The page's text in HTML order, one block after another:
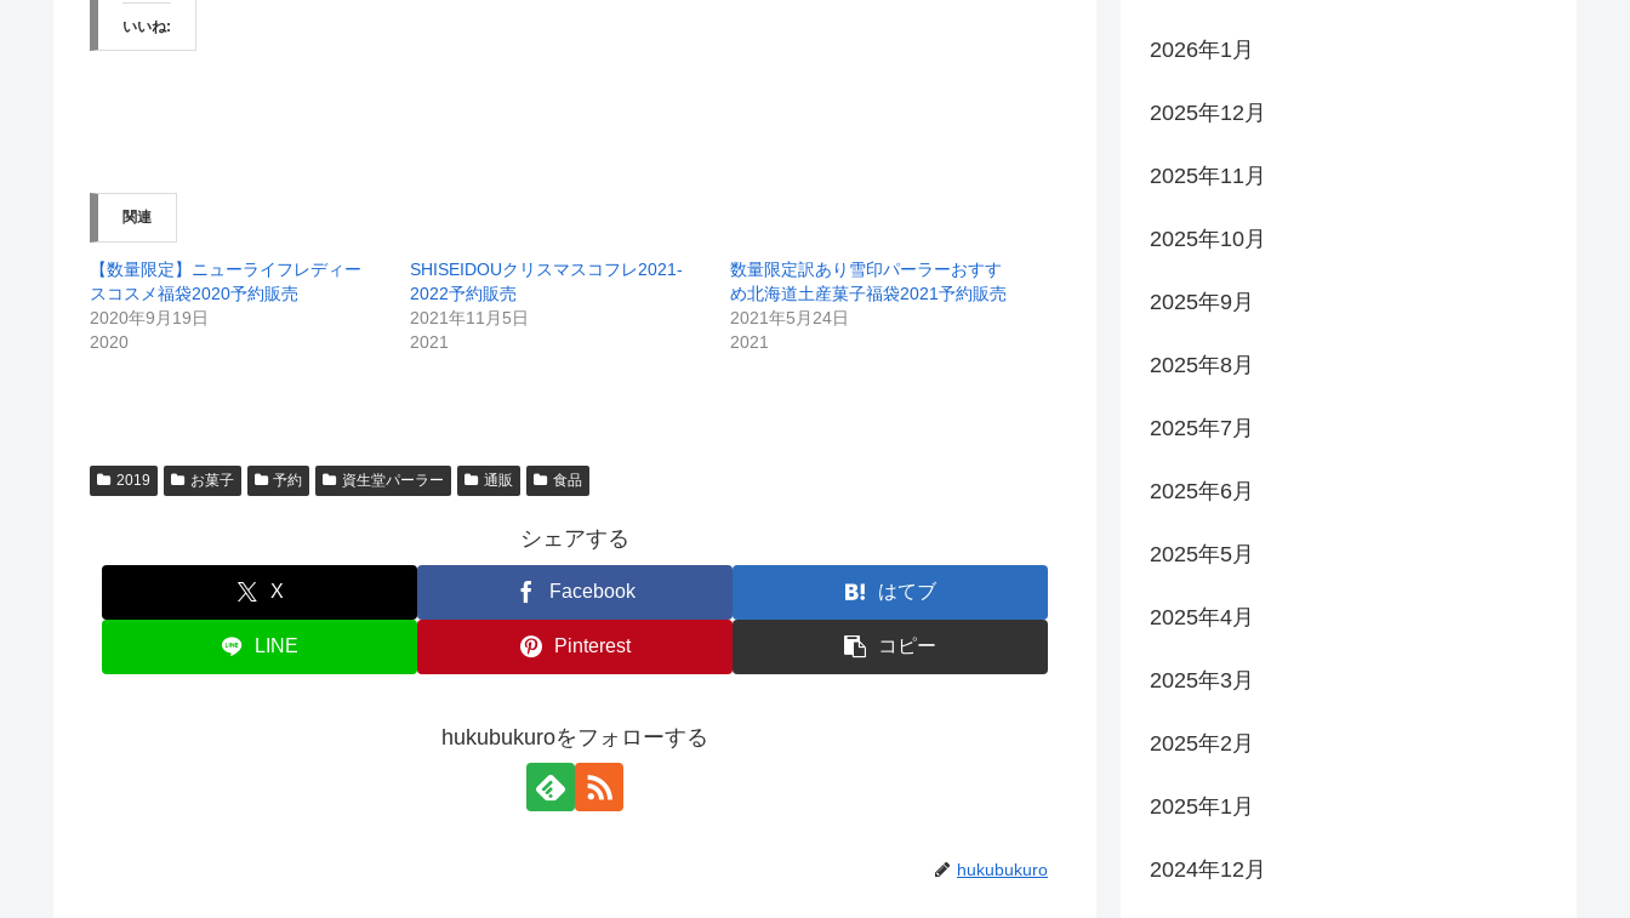
いいね:
関連
【数量限定】ニューライフレディー
スコスメ福袋2020予約販売
2020年9月19日
2020
SHISEIDOUクリスマスコフレ2021-
2022予約販売
2021年11月5日
2021
数量限定訳あり雪印パーラーおすす
め北海道土産菓子福袋2021予約販売
2021年5月24日
2021
2019 お菓子 予約 資生堂パーラー 通販 食品
シェアする
X Facebook はてブ
LINE Pinterest コピー
hukubukuroをフォローする
hukubukuro
2026年1月
2025年12月
2025年11月
2025年10月
2025年9月
2025年8月
2025年7月
2025年6月
2025年5月
2025年4月
2025年3月
2025年2月
2025年1月
2024年12月